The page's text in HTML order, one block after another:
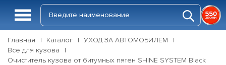
Главная Каталог
УХОД ЗА АВТОМОБИЛЕМ
Все для кузова
Очиститель кузова от битумных пятен SHINE SYSTEM Black